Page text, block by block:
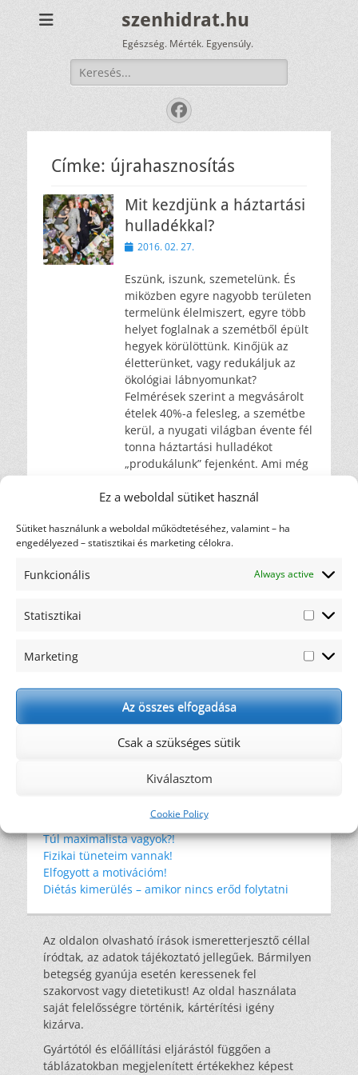
Ez a weboldal sütiket használ
Sütiket használunk a weboldal működtetéséhez, valamint – ha
engedélyezed – statisztikai és marketing célokra.
Funkcionális Always active
Statisztikai
Marketing
Az összes elfogadása
Csak a szükséges sütik
Kiválasztom
Cookie Policy
szenhidrat.hu
Egészség. Mérték. Egyensúly.
Keresés:
Facebook
Címke: újrahasznosítás
Mit kezdjünk a háztartási
hulladékkal?
Közzétéve
2016. 02. 27.
Eszünk, iszunk, szemetelünk. És
miközben egyre nagyobb területen
termelünk élelmiszert, egyre több
helyet foglalnak a szemétből épült
hegyek körülöttünk. Kinőjük az
életterünket, vagy redukáljuk az
ökológiai lábnyomunkat?
Felmérések szerint a megvásárolt
ételek 40%-a felesleg, a szemétbe
kerül, a nyugati világban évente fél
tonna háztartási hulladékot
„produkálunk” fejenként. Ami még
gazdagabb országokban
Címkefelhő
ajánlás
elakadás
rostokrosttartalmú ételek szemét
szénhidrát tonhal tudományos eredmények WHO wrap éhség
étkezési kultúra újrahasznosítás
Amikor a környezeted nem támogat
Túl maximalista vagyok?!
Fizikai tüneteim vannak!
Elfogyott a motivációm!
Diétás kimerülés – amikor nincs erőd folytatni
Az oldalon olvasható írások ismeretterjesztő céllal
íródtak, az adatok tájékoztató jellegűek. Bármilyen
betegség gyanúja esetén keressenek fel
szakorvost vagy dietetikust! Az oldal használata
saját felelősségre történik, kártérítési igény
kizárva.
Gyártótól és előállítási eljárástól függően a
táblázatokban megjelenített értékekhez képest